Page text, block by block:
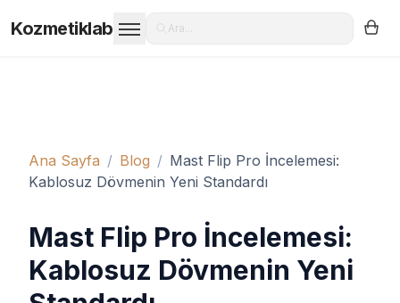
Kozmetiklab Ara...
Ana Sayfa / Blog / Mast Flip Pro İncelemesi:
Kablosuz Dövmenin Yeni Standardı
Mast Flip Pro İncelemesi:
Kablosuz Dövmenin Yeni